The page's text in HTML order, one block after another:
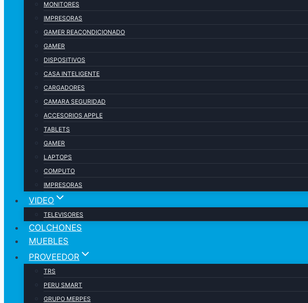
MONITORES
IMPRESORAS
GAMER REACONDICIONADO
GAMER
DISPOSITIVOS
CASA INTELIGENTE
CARGADORES
CAMARA SEGURIDAD
ACCESORIOS APPLE
TABLETS
GAMER
LAPTOPS
COMPUTO
IMPRESORAS
VIDEO
TELEVISORES
COLCHONES
MUEBLES
PROVEEDOR
TRS
PERU SMART
GRUPO MERPES